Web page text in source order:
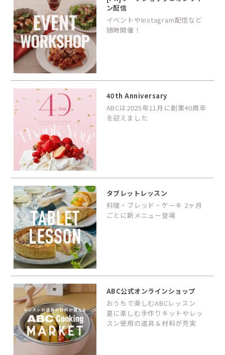
ン配信
イベントやInstagram配信など
随時開催！
40th Anniversary
ABCは2025年11月に創業40周年
を迎えました
タブレットレッスン
料理・ブレッド・ケーキ 2ヶ月
ごとに新メニュー登場
ABC公式オンラインショップ
おうちで楽しむABCレッスン
夏に楽しむ手作りキットやレッ
スン使用の道具＆材料が充実